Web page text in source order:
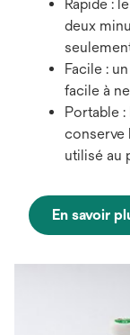
Rapide :
deux
Facile :
facile à
Portable
conserve
utilisé au
En savoir
un